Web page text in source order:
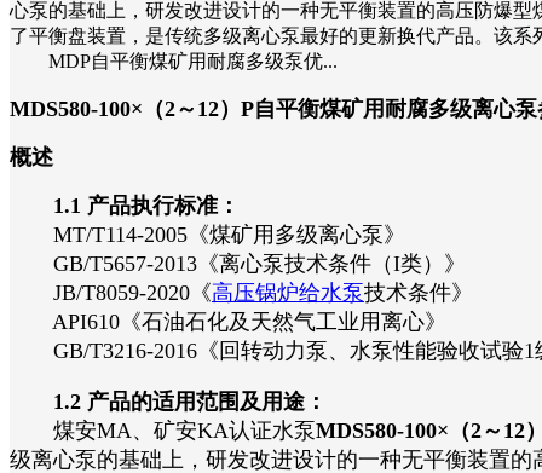
心泵的基础上，研发改进设计的一种无平衡装置的高压防爆
了平衡盘装置，是传统多级离心泵最好的更新换代产品。该
MDP自平衡煤矿用耐腐多级泵优...
MDS580-100×（2～12）P自平衡煤矿用耐腐多级离心
概述
1.1 产品执行标准：
MT/T114-2005《煤矿用多级离心泵》
GB/T5657-2013《离心泵技术条件（I类）》
JB/T8059-2020《高压锅炉给水泵技术条件》
API610《石油石化及天然气工业用离心》
GB/T3216-2016《回转动力泵、水泵性能验收试验1
1.2 产品的适用范围及用途：
煤安MA、矿安KA认证水泵MDS580-100×（2～12
级离心泵的基础上，研发改进设计的一种无平衡装置的